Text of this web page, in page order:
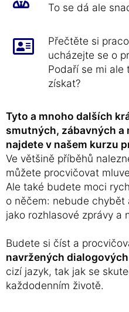
To se dá ale
Přečtěte si
ucházejte se o
Podaří se mi ale
získat?
Tyto a mnoho dalších
smutných, zábavných a
najdete v našem kurzu
Ve většině příběhů
můžete procvičovat
Ale také budete moci
o něčem: nebude
jako rozhlasové zprávy a
Budete si číst a
navržených
cizí jazyk, tak jak se
každodenním životě.